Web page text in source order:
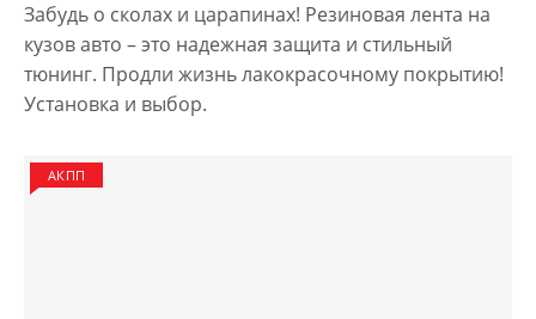
Забудь о сколах и царапинах! Резиновая лента на
кузов авто – это надежная защита и стильный
тюнинг. Продли жизнь лакокрасочному покрытию!
Установка и выбор.
АКПП